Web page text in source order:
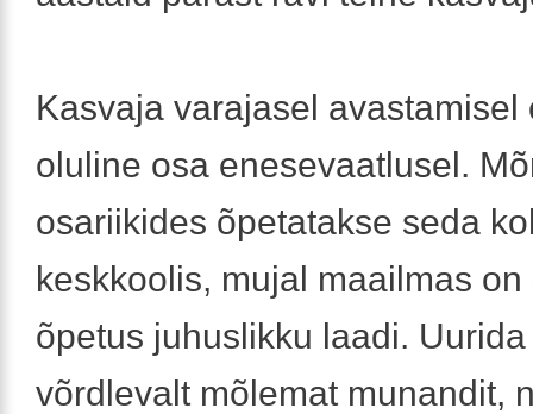
Kasvaja varajasel avastamisel
oluline osa enesevaatlusel.
osariikides õpetatakse seda
keskkoolis, mujal maailmas on
õpetus juhuslikku laadi.
võrdlevalt mõlemat munandit,